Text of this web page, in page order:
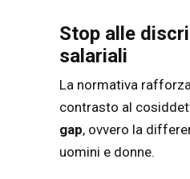
Stop alle
salariali
La normativa
contrasto al
gap, ovvero la
uomini e donne.